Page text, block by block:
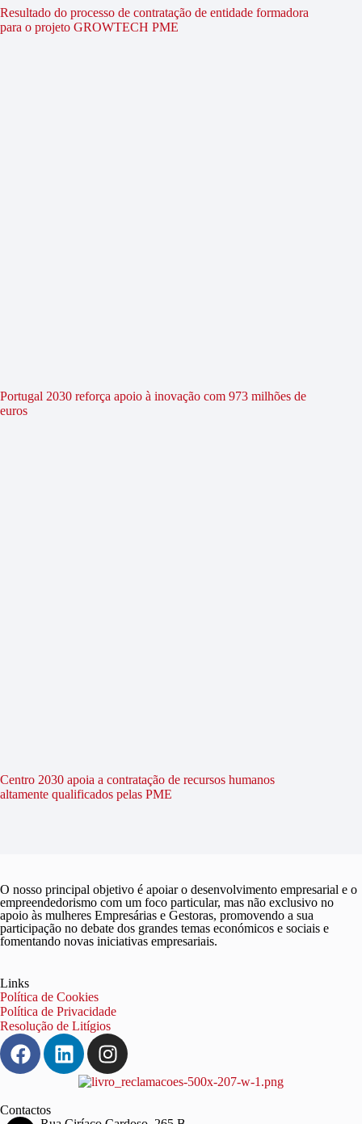
Resultado do processo de contratação de entidade formadora
para o projeto GROWTECH PME
Portugal 2030 reforça apoio à inovação com 973 milhões de
euros
Centro 2030 apoia a contratação de recursos humanos
altamente qualificados pelas PME
O nosso principal objetivo é apoiar o desenvolvimento empresarial e o
empreendedorismo com um foco particular, mas não exclusivo no
apoio às mulheres Empresárias e Gestoras, promovendo a sua
participação no debate dos grandes temas económicos e sociais e
fomentando novas iniciativas empresariais.
Links
Política de Cookies
Política de Privacidade
Resolução de Litígios
Contactos